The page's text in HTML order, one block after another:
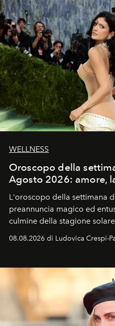
WELLNESS
Oroscopo della
Agosto 2026: amore,
L'oroscopo della settimana
preannuncia magico ed
culmine della stagione
favorevole della Luna nuova
ideale per la notte delle
08.08.2026 di Ludovica Crespi-